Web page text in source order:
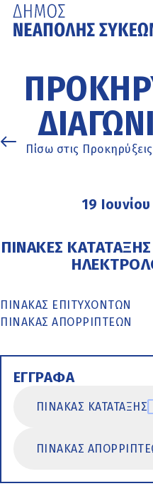
κυρίως
περιεχόμενο
Πίσω στις Προκηρύξεις
19
ΠΙΝΑΚΕΣ
ΠΙΝΑΚΑΣ ΕΠΙΤΥΧΟΝΤΩΝ
ΠΙΝΑΚΑΣ ΑΠΟΡΡΙΠΤΕΩΝ
ΕΓΓΡΑΦΑ
ΠΙΝΑΚΑΣ ΚΑΤΑΤΑΞΗΣ
ΠΙΝΑΚΑΣ